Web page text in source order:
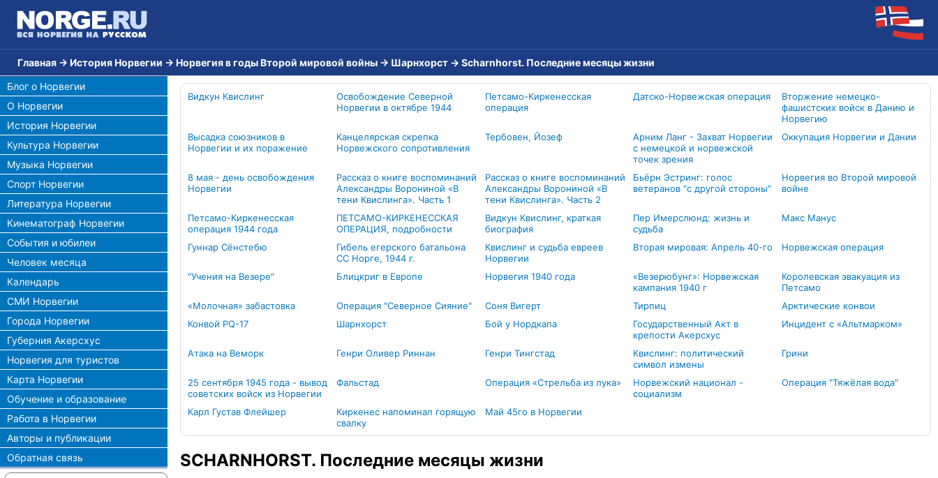
Главная → История Норвегии → Норвегия в годы Второй мировой войны → Шарнхорст → Scharnhorst. Последние месяцы жизни
Блог о Норвегии
О Норвегии
История Норвегии
Культура Норвегии
Музыка Норвегии
Спорт Норвегии
Литература Норвегии
Кинематограф Норвегии
События и юбилеи
Человек месяца
Календарь
СМИ Норвегии
Города Норвегии
Губерния Акерсхус
Норвегия для туристов
Карта Норвегии
Обучение и образование
Работа в Норвегии
Авторы и публикации
Обратная связь
Видкун Квислинг
Освобождение Северной
Норвегии в октябре 1944
Петсамо-Киркенесская
операция
Датско-Норвежская операция
Вторжение немецко-
фашистских войск в Данию и
Норвегию
Высадка союзников в
Норвегии и их поражение
Канцелярская скрепка
Норвежского сопротивления
Тербовен, Йозеф
Арним Ланг - Захват Норвегии
с немецкой и норвежской
точек зрения
Оккупация Норвегии и Дании
8 мая - день освобождения
Норвегии
Рассказ о книге воспоминаний
Александры Ворониной «В
тени Квислинга». Часть 1
Рассказ о книге воспоминаний
Александры Ворониной «В
тени Квислинга». Часть 2
Бьёрн Эстринг: голос
ветеранов "с другой стороны"
Норвегия во Второй мировой
войне
Петсамо-Киркенесская
операция 1944 года
ПЕТСАМО-КИРКЕНЕССКАЯ
ОПЕРАЦИЯ, подробности
Видкун Квислинг, краткая
биография
Пер Имерслюнд: жизнь и
судьба
Макс Манус
Гуннар Сёнстебю
Гибель егерского батальона
СС Норге, 1944 г.
Квислинг и судьба евреев
Норвегии
Вторая мировая: Апрель 40-го Норвежская операция
"Учения на Везере" Блицкриг в Европе Норвегия 1940 года
«Везерюбунг»: Норвежская
кампания 1940 г
Королевская эвакуация из
Петсамо
«Молочная» забастовка
Операция "Северное Сияние" Соня Вигерт Тирпиц
Арктические конвои
Конвой PQ-17
Шарнхорст Бой у Нордкапа
Государственный Акт в
крепости Акерсхус
Инцидент с «Альтмарком»
Атака на Веморк Генри Оливер Риннан Генри Тингстад
Квислинг: политический
символ измены
Грини
25 сентября 1945 года - вывод
советских войск из Норвегии
Фальстад Операция «Стрельба из лука»
Норвежский национал -
социализм
Операция "Тяжёлая вода"
Карл Густав Флейшер
Киркенес напоминал горящую
свалку
Май 45го в Норвегии
SCHARNHORST. Последние месяцы жизни